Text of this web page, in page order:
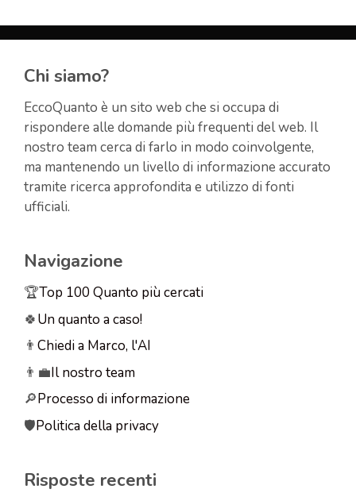
Chi siamo?
EccoQuanto è un sito web che si occupa di
rispondere alle domande più frequenti del web. Il
nostro team cerca di farlo in modo coinvolgente,
ma mantenendo un livello di informazione accurato
tramite ricerca approfondita e utilizzo di fonti
ufficiali.
Navigazione
🏆Top 100 Quanto più cercati
🍀Un quanto a caso!
👨 Chiedi a Marco, l'AI
👨‍💼Il nostro team
🔎Processo di informazione
🛡️Politica della privacy
Risposte recenti